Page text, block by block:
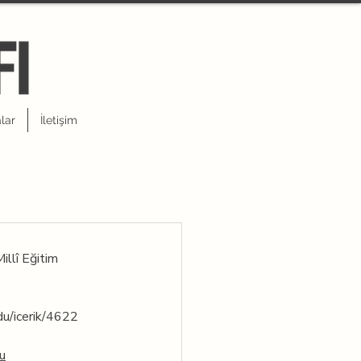
İletişim
Eğitim
icerik/4622